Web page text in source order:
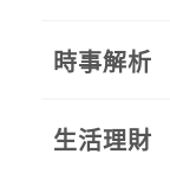
時事解析
生活理財